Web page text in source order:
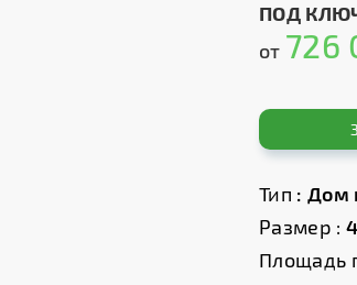
ПОД
от 726
Тип : Дом
Размер :
Площадь